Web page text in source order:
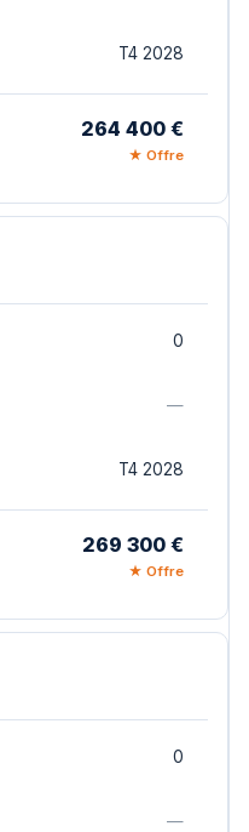
T4 2028
264 400 €
★ Offre
0
—
T4 2028
269 300 €
★ Offre
0
—